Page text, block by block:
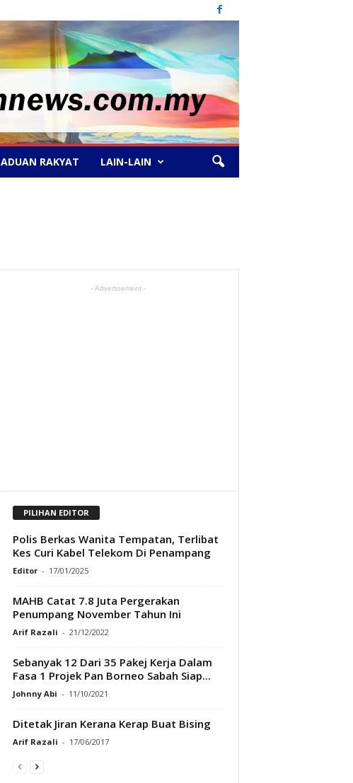
ADUAN RAKYAT LAIN-LAIN
- Advertisement -
PILIHAN EDITOR
Polis Berkas Wanita Tempatan, Terlibat
Kes Curi Kabel Telekom Di Penampang
Editor - 17/01/2025
MAHB Catat 7.8 Juta Pergerakan
Penumpang November Tahun Ini
Arif Razali - 21/12/2022
Sebanyak 12 Dari 35 Pakej Kerja Dalam
Fasa 1 Projek Pan Borneo Sabah Siap...
Johnny Abi - 11/10/2021
Ditetak Jiran Kerana Kerap Buat Bising
Arif Razali - 17/06/2017